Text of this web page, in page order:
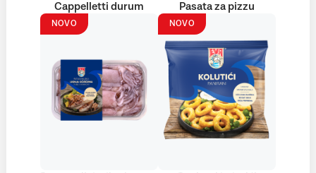
Cappelletti durum Pasata za pizzu
NOVO NOVO